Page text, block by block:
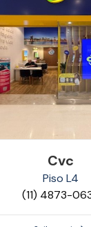
Cvc
Piso L4
(11) 4873-